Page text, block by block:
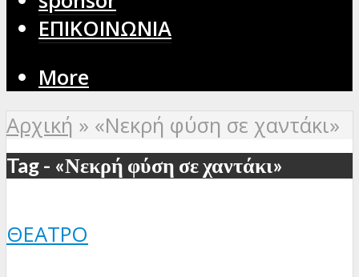
ΕΠΙΚΟΙΝΩΝΙΑ
More
Αρχική » «Νεκρή φύση σε χαντάκι»
Tag - «Νεκρή φύση σε χαντάκι»
ΘΈΑΤΡΟ